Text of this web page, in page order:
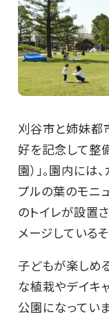
刈谷市と姉妹都
好を記念して整
園）」。園内には
プルの葉のモニ
のトイレが設置
メージしているそ
子どもが楽しめ
な植栽やデイキ
公園になっていま